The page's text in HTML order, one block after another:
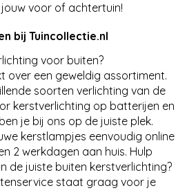
voor of achtertuin!
bij Tuincollectie.nl
voor buiten?
over een geweldig assortiment.
soorten verlichting van de
kerstverlichting op batterijen en
je bij ons op de juiste plek.
kerstlampjes eenvoudig online
2 werkdagen aan huis. Hulp
de juiste buiten kerstverlichting?
staat graag voor je